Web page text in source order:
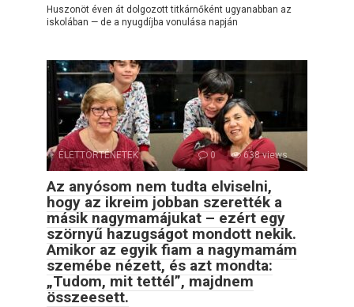
Huszonöt éven át dolgozott titkárnőként ugyanabban az
iskolában — de a nyugdíjba vonulása napján
ÉLETTÖRTÉNETEK 0 638 views
Az anyósom nem tudta elviselni,
hogy az ikreim jobban szerették a
másik nagymamájukat – ezért egy
szörnyű hazugságot mondott nekik.
Amikor az egyik fiam a nagymamám
szemébe nézett, és azt mondta:
„Tudom, mit tettél”, majdnem
összeesett.